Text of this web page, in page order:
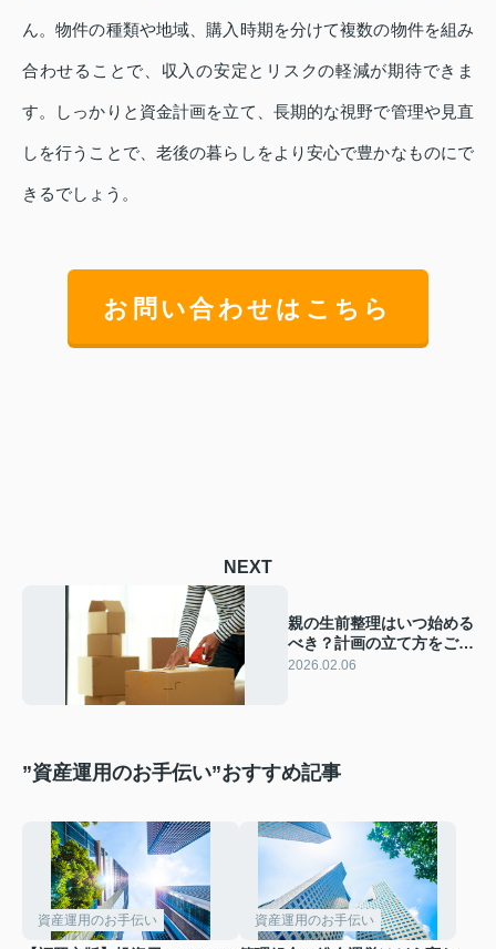
ん。物件の種類や地域、購入時期を分けて複数の物件を組み
合わせることで、収入の安定とリスクの軽減が期待できま
す。しっかりと資金計画を立て、長期的な視野で管理や見直
しを行うことで、老後の暮らしをより安心で豊かなものにで
きるでしょう。
お問い合わせはこちら
NEXT
親の生前整理はいつ始める
べき？計画の立て方をご紹
介
2026.02.06
”資産運用のお手伝い”おすすめ記事
資産運用のお手伝い 資産運用のお手伝い